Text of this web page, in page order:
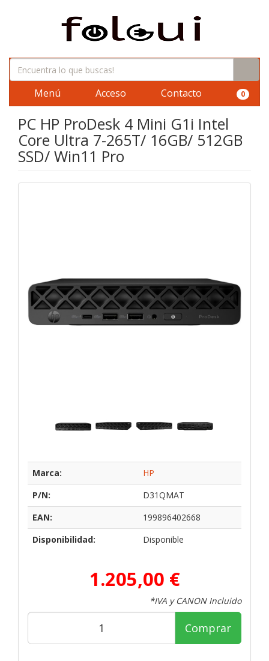
Menú Acceso Contacto 0
PC HP ProDesk 4 Mini G1i Intel
Core Ultra 7-265T/ 16GB/ 512GB
SSD/ Win11 Pro
Marca:
HP
P/N:
D31QMAT
EAN:
199896402668
Disponibilidad:
Disponible
1.205,00 €
*IVA y CANON Incluido
Comprar